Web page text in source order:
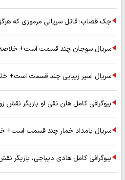
جک قصاب؛ قاتل سریالی مرموزی که
سریال سوجان چند قسمت است+ خلاصه
سریال اسیر زیبایی چند قسمت است+
بیوگرافی کامل هلن نقی لو بازیگر نقش
سریال بامداد خمار چند قسمت است+
بیوگرافی کامل هادی دیباجی، بازیگر